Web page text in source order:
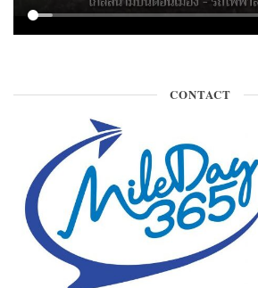
CONTACT